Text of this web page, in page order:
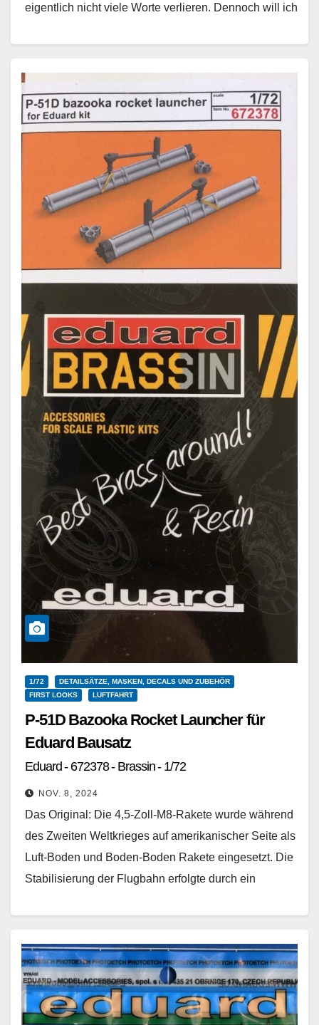
eigentlich nicht viele Worte verlieren. Dennoch will ich
1/72
DETAILSÄTZE, MASKEN, DECALS UND ZUBEHÖR
FIRST LOOKS
LUFTFAHRT
P-51D Bazooka Rocket Launcher für
Eduard Bausatz
Eduard - 672378 - Brassin - 1/72
NOV. 8, 2024
Das Original: Die 4,5-Zoll-M8-Rakete wurde während
des Zweiten Weltkrieges auf amerikanischer Seite als
Luft-Boden und Boden-Boden Rakete eingesetzt. Die
Stabilisierung der Flugbahn erfolgte durch ein